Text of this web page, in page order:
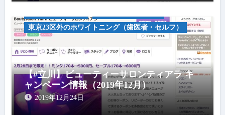
東京23区外のホワイトニング（歯医者・セルフ）
【#立川】ビューティーサロンティアラ キ
ャンペーン情報（2019年12月）
2019年12月24日